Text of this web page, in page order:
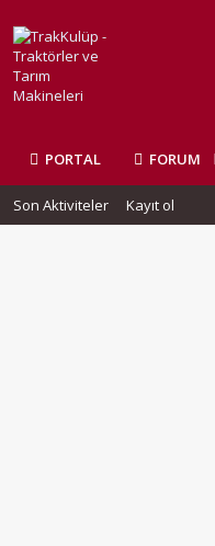
PORTAL FORUM
Son Aktiviteler Kayıt ol